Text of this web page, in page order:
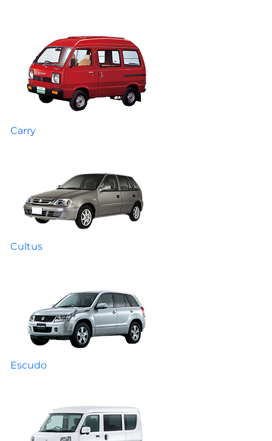
Carry
Cultus
Escudo